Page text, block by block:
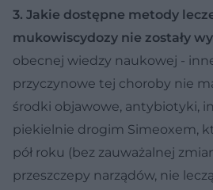
3. Jakie dostępne metody
mukowiscydozy nie zostały
obecnej wiedzy naukowej -
przyczynowe tej choroby nie
środki objawowe, antybiotyki,
piekielnie drogim Simeoxem,
pół roku (bez zauważalnej
przeszczepy narządów, nie